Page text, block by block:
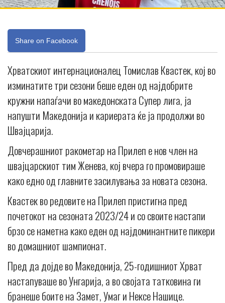
Share on Facebook
Хрватскиот интернационалец Томислав Квастек, кој во
изминатите три сезони беше еден од најдобрите
кружни напаѓачи во македонската Супер лига, ја
напушти Македонија и кариерата ќе ја продолжи во
Швајцарија.
Довчерашниот ракометар на Прилеп е нов член на
швајцарскиот тим Женева, кој вчера го промовираше
како едно од главните засилувања за новата сезона.
Квастек во редовите на Прилеп пристигна пред
почетокот на сезоната 2023/24 и со своите настапи
брзо се наметна како еден од најдоминантните пикери
во домашниот шампионат.
Пред да дојде во Македонија, 25-годишниот Хрват
настапуваше во Унгарија, а во својата татковина ги
бранеше боите на Замет, Умаг и Нексе Нашице.